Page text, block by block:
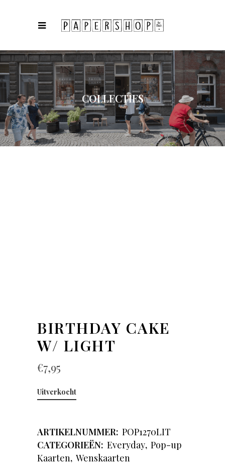
COLLECTIES
BIRTHDAY CAKE
W/ LIGHT
€7,95
Uitverkocht
ARTIKELNUMMER: POP1270LIT
CATEGORIEËN: Everyday, Pop-up
Kaarten, Wenskaarten